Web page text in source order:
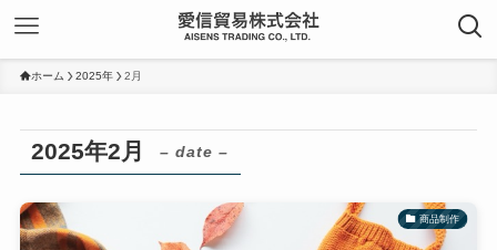
ホーム 2025年 2月
2025年2月 – date –
商品制作